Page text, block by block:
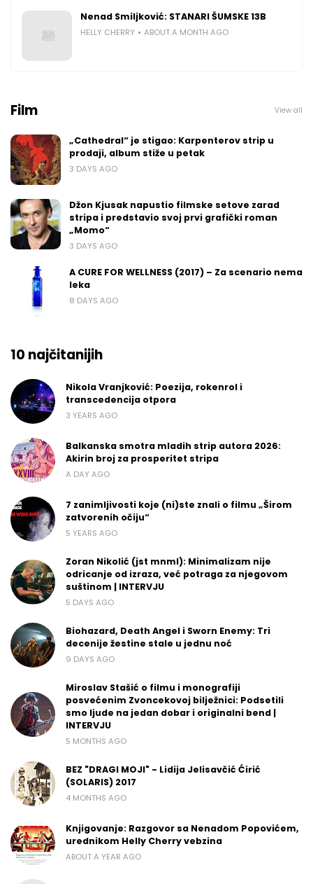
Nenad Smiljković: STANARI ŠUMSKE 13B
HELLY CHERRY ABOUT A MONTH AGO
Film View all
„Cathedral“ je stigao: Karpenterov strip u
prodaji, album stiže u petak
3 DAYS AGO
Džon Kjusak napustio filmske setove zarad
stripa i predstavio svoj prvi grafički roman
„Momo“
3 DAYS AGO
A CURE FOR WELLNESS (2017) – Za scenario nema
leka
8 DAYS AGO
10 najčitanijih
Nikola Vranjković: Poezija, rokenrol i
transcedencija otpora
3 YEARS AGO
Balkanska smotra mladih strip autora 2026:
Akirin broj za prosperitet stripa
A DAY AGO
7 zanimljivosti koje (ni)ste znali o filmu „Širom
zatvorenih očiju“
5 YEARS AGO
Zoran Nikolić (jst mnml): Minimalizam nije
odricanje od izraza, već potraga za njegovom
suštinom | INTERVJU
5 DAYS AGO
Biohazard, Death Angel i Sworn Enemy: Tri
decenije žestine stale u jednu noć
9 DAYS AGO
Miroslav Stašić o filmu i monografiji
posvećenim Zvoncekovoj bilježnici: Podsetili
smo ljude na jedan dobar i originalni bend |
INTERVJU
5 MONTHS AGO
BEZ "DRAGI MOJI" - Lidija Jelisavčić Ćirić
(SOLARIS) 2017
4 MONTHS AGO
Knjigovanje: Razgovor sa Nenadom Popovićem,
urednikom Helly Cherry vebzina
ABOUT A YEAR AGO